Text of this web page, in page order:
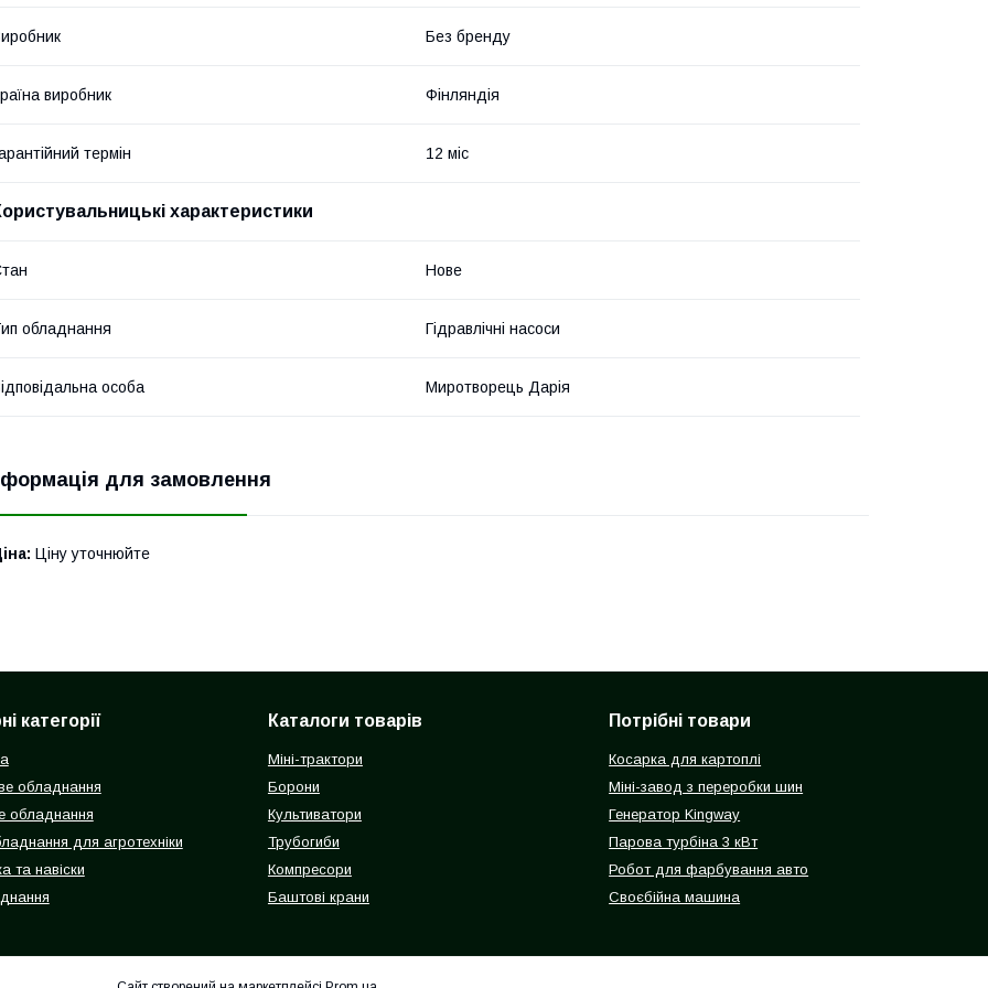
Без бренду
виробник Фінляндія
термін 12 міс
характеристики
Нове
обладнання Гідравлічні насоси
особа Миротворець Дарія
для замовлення
Ціну уточнюйте
категорії
обладнання
обладнання
для агротехніки
та навіски
Каталоги товарів
Міні-трактори
Борони
Культиватори
Трубогиби
Компресори
Баштові крани
Потрібні товари
Косарка для картоплі
Міні-завод з переробки шин
Генератор Kingway
Парова турбіна 3 кВт
Робот для фарбування авто
Своєбійна машина